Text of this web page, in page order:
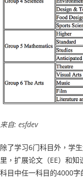
来自: esfdev
除了学习6门科目外，学
里，扩展论文（EE）和
科目中任一科目的4000